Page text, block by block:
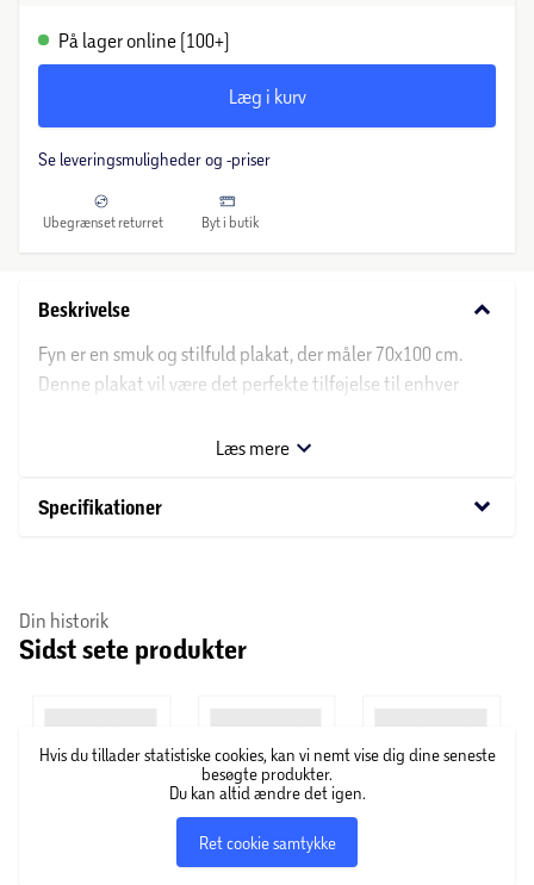
På lager online (100+)
Læg i kurv
Se leveringsmuligheder og -priser
Ubegrænset returret Byt i butik
Beskrivelse keyboard_arrow_down
Fyn er en smuk og stilfuld plakat, der måler 70x100 cm.
Denne plakat vil være det perfekte tilføjelse til enhver
elegant og tidløst udtryk i dit hjem med Fyn plakaten, der
Læs mere
Specifikationer keyboard_arrow_down
Din historik
Sidst sete produkter
Hvis du tillader statistiske cookies, kan vi nemt vise dig dine seneste
besøgte produkter.
Du kan altid ændre det igen.
Ret cookie samtykke